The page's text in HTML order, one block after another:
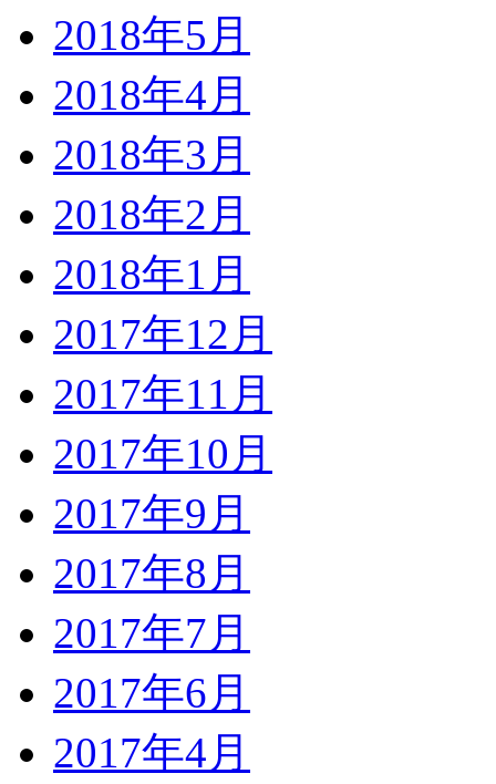
2018年5月
2018年4月
2018年3月
2018年2月
2018年1月
2017年12月
2017年11月
2017年10月
2017年9月
2017年8月
2017年7月
2017年6月
2017年4月